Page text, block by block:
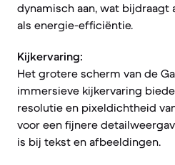
dynamisch aan, wat bijdraagt
als energie-efficiëntie.
Kijkervaring:
Het grotere scherm van de
immersieve kijkervaring
resolutie en pixeldichtheid
voor een fijnere
is bij tekst en afbeeldingen.